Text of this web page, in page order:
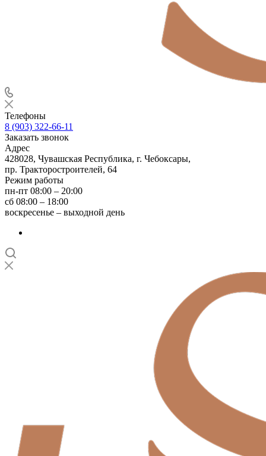
Телефоны
8 (903) 322-66-11
Заказать звонок
Адрес
428028, Чувашская Республика, г. Чебоксары,
пр. Тракторостроителей, 64
Режим работы
пн-пт 08:00 – 20:00
сб 08:00 – 18:00
воскресенье – выходной день